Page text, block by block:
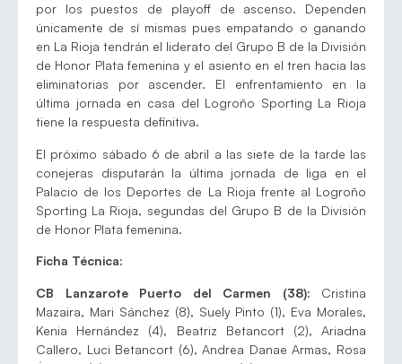
por los puestos de playoff de ascenso. Dependen
únicamente de sí mismas pues empatando o ganando
en La Rioja tendrán el liderato del Grupo B de la División
de Honor Plata femenina y el asiento en el tren hacia las
eliminatorias por ascender. El enfrentamiento en la
última jornada en casa del Logroño Sporting La Rioja
tiene la respuesta definitiva.
El próximo sábado 6 de abril a las siete de la tarde las
conejeras disputarán la última jornada de liga en el
Palacio de los Deportes de La Rioja frente al Logroño
Sporting La Rioja, segundas del Grupo B de la División
de Honor Plata femenina.
Ficha Técnica:
CB Lanzarote Puerto del Carmen (38): Cristina
Mazaira, Mari Sánchez (8), Suely Pinto (1), Eva Morales,
Kenia Hernández (4), Beatriz Betancort (2), Ariadna
Callero, Luci Betancort (6), Andrea Danae Armas, Rosa